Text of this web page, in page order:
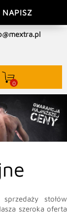
NAPISZ
0
stołów
szeroka oferta